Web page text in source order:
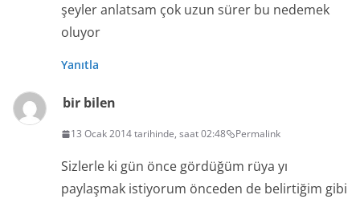
şeyler anlatsam çok uzun sürer bu nedemek
oluyor
Yanıtla
bir bilen
13 Ocak 2014 tarihinde, saat 02:48 Permalink
Sizlerle ki gün önce gördüğüm rüya yı
paylaşmak istiyorum önceden de belirtiğim gibi